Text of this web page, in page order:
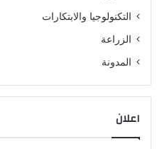
التكنولوجيا والابتكارات
الزراعة
المدونة
اعلان